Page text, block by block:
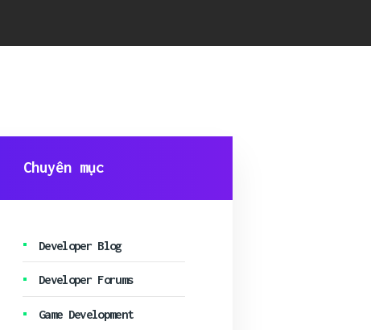
Chuyên mục
Developer Blog
Developer Forums
Game Development